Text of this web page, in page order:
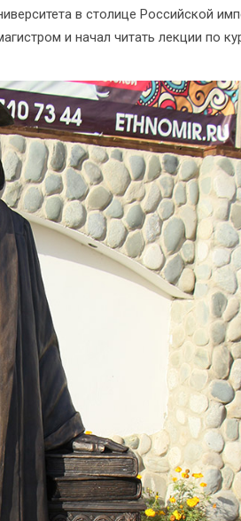
в столице Российской
и начал читать лекции по